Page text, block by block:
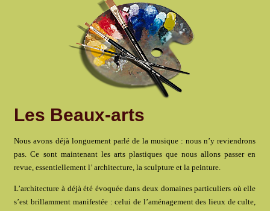
Les Beaux-arts
Nous avons déjà longuement parlé de la musique : nous n’y reviendrons
pas. Ce sont maintenant les arts plastiques que nous allons passer en
revue, essentiellement l’ architecture, la sculpture et la peinture.
L’architecture à déjà été évoquée dans deux domaines particuliers où elle
s’est brillamment manifestée : celui de l’aménagement des lieux de culte,